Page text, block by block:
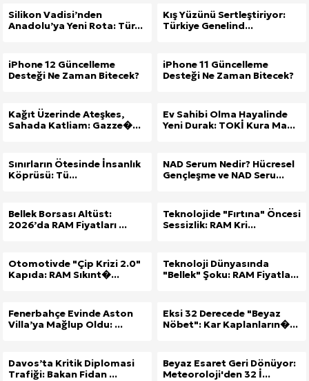
Silikon Vadisi’nden
Anadolu’ya Yeni Rota: Tür...
Kış Yüzünü Sertleştiriyor:
Türkiye Genelind...
iPhone 12 Güncelleme
Desteği Ne Zaman Bitecek?
iPhone 11 Güncelleme
Desteği Ne Zaman Bitecek?
Kağıt Üzerinde Ateşkes,
Sahada Katliam: Gazze�...
Ev Sahibi Olma Hayalinde
Yeni Durak: TOKİ Kura Ma...
Sınırların Ötesinde İnsanlık
Köprüsü: Tü...
NAD Serum Nedir? Hücresel
Gençleşme ve NAD Seru...
Bellek Borsası Altüst:
2026’da RAM Fiyatları ...
Teknolojide "Fırtına" Öncesi
Sessizlik: RAM Kri...
Otomotivde "Çip Krizi 2.0"
Kapıda: RAM Sıkınt�...
Teknoloji Dünyasında
"Bellek" Şoku: RAM Fiyatla...
Fenerbahçe Evinde Aston
Villa’ya Mağlup Oldu: ...
Eksi 32 Derecede "Beyaz
Nöbet": Kar Kaplanların�...
Davos’ta Kritik Diplomasi
Trafiği: Bakan Fidan ...
Beyaz Esaret Geri Dönüyor:
Meteoroloji'den 32 İ...